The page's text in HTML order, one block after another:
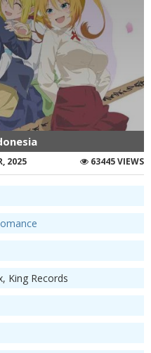
2025 63445 VIEWS
King Records